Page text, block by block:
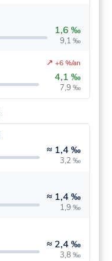
1,6 ‰
9,1 ‰
4,1 ‰
7,9 ‰
↗ +6 %/an
≈ 1,4 ‰
3,2 ‰
≈ 1,4 ‰
1,9 ‰
≈ 2,4 ‰
3,8 ‰